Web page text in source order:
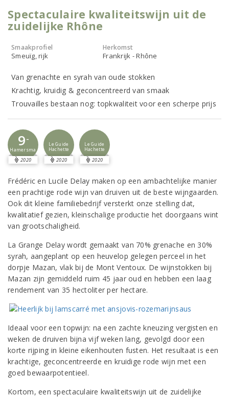
Spectaculaire kwaliteitswijn uit de
zuidelijke Rhône
Smaakprofiel
Smeuïg, rijk
Herkomst
Frankrijk - Rhône
Van grenachte en syrah van oude stokken
Krachtig, kruidig & geconcentreerd van smaak
Trouvailles bestaan nog: topkwaliteit voor een scherpe prijs
9-
Hamersma
2020
Le Guide
Hachette
2020
Le Guide
Hachette
2020
Frédéric en Lucile Delay maken op een ambachtelijke manier
een prachtige rode wijn van druiven uit de beste wijngaarden.
Ook dit kleine familiebedrijf versterkt onze stelling dat,
kwalitatief gezien, kleinschalige productie het doorgaans wint
van grootschaligheid.
La Grange Delay wordt gemaakt van 70% grenache en 30%
syrah, aangeplant op een heuvelop gelegen perceel in het
dorpje Mazan, vlak bij de Mont Ventoux. De wijnstokken bij
Mazan zijn gemiddeld ruim 45 jaar oud en hebben een laag
rendement van 35 hectoliter per hectare.
Ideaal voor een topwijn: na een zachte kneuzing vergisten en
weken de druiven bijna vijf weken lang, gevolgd door een
korte rijping in kleine eikenhouten fusten. Het resultaat is een
krachtige, geconcentreerde en kruidige rode wijn met een
goed bewaarpotentieel.
Kortom, een spectaculaire kwaliteitswijn uit de zuidelijke